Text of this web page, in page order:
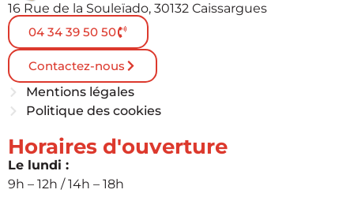
16 Rue de la Souleïado, 30132 Caissargues
04 34 39 50 50
Contactez-nous
Mentions légales
Politique des cookies
Horaires d'ouverture
Le lundi :
9h – 12h / 14h – 18h